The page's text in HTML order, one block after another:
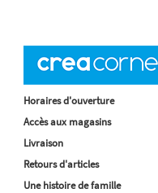
Horaires d'ouverture
Accès aux magasins
Livraison
Retours d'articles
Une histoire de famille